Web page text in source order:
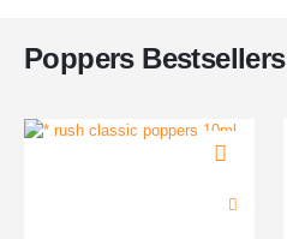
Poppers Bestsellers